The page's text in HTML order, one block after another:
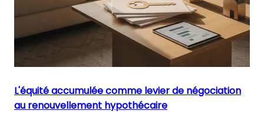
L'équité accumulée comme levier de négociation
au renouvellement hypothécaire